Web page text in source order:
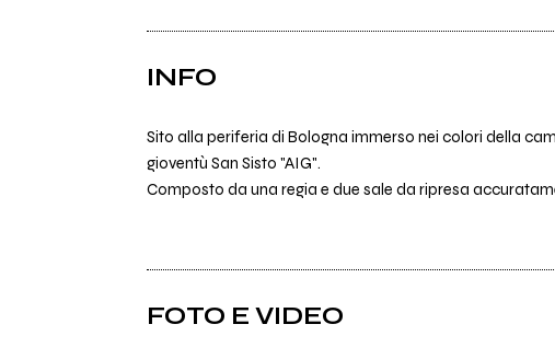
INFO
Sito alla periferia di Bologna immerso nei colori della
gioventù San Sisto "AIG".
Composto da una regia e due sale da ripresa
FOTO E VIDEO